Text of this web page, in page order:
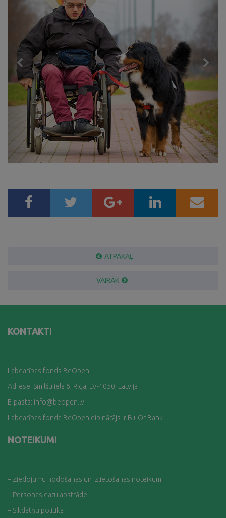
ATPAKAĻ
VAIRĀK
KONTAKTI
Labdarības fonds BeOpen
Adrese: Smilšu iela 6, Rīga, LV-1050, Latvija
E-pasts: info@beopen.lv
Labdarības fonda BeOpen dibinātājs ir BluOr Bank
NOTEIKUMI
– Ziedojumu nodošanas un izlietošanas noteikumi
– Personas datu apstrāde
– Sīkdatņu politika